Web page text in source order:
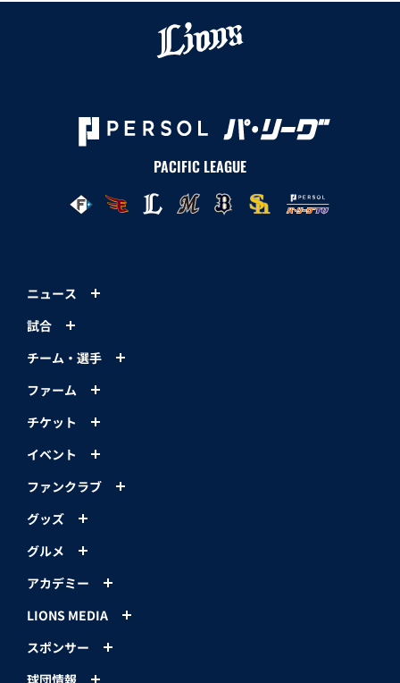
PACIFIC LEAGUE
ニュース
試合
チーム・選手
ファーム
チケット
イベント
ファンクラブ
グッズ
グルメ
アカデミー
LIONS MEDIA
スポンサー
球団情報